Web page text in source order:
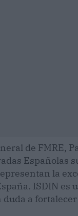
de FMRE,
Españolas
la
ISDIN es
a